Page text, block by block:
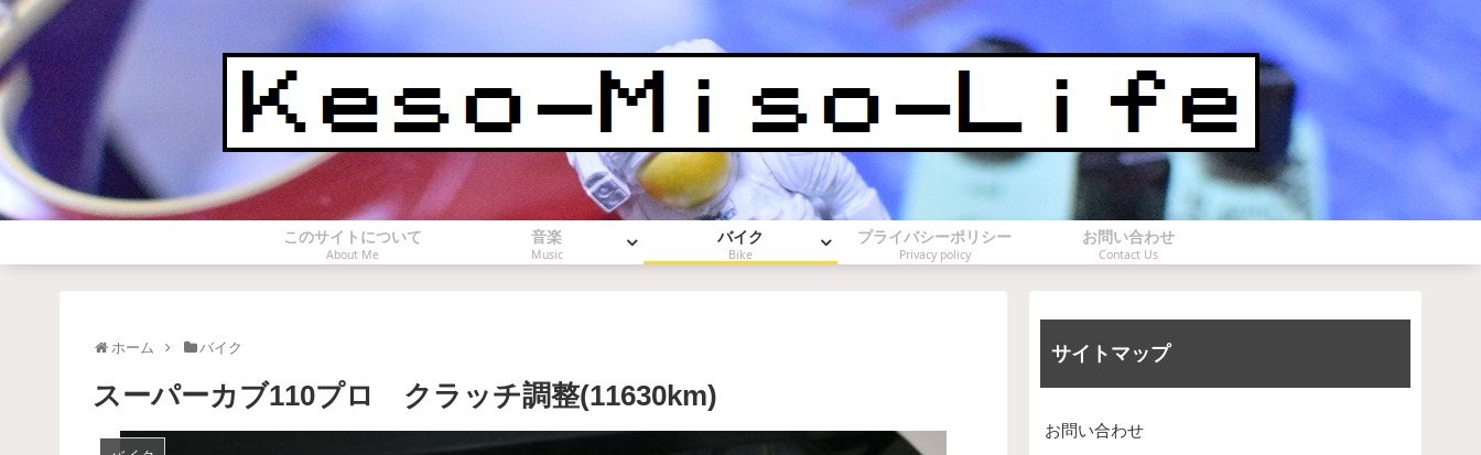
このサイトについて
About Me
音楽
Music
バイク
Bike
プライバシーポリシー
Privacy policy
お問い合わせ
Contact Us
ホーム バイク
スーパーカブ110プロ クラッチ調整(11630km)
サイトマップ
お問い合わせ